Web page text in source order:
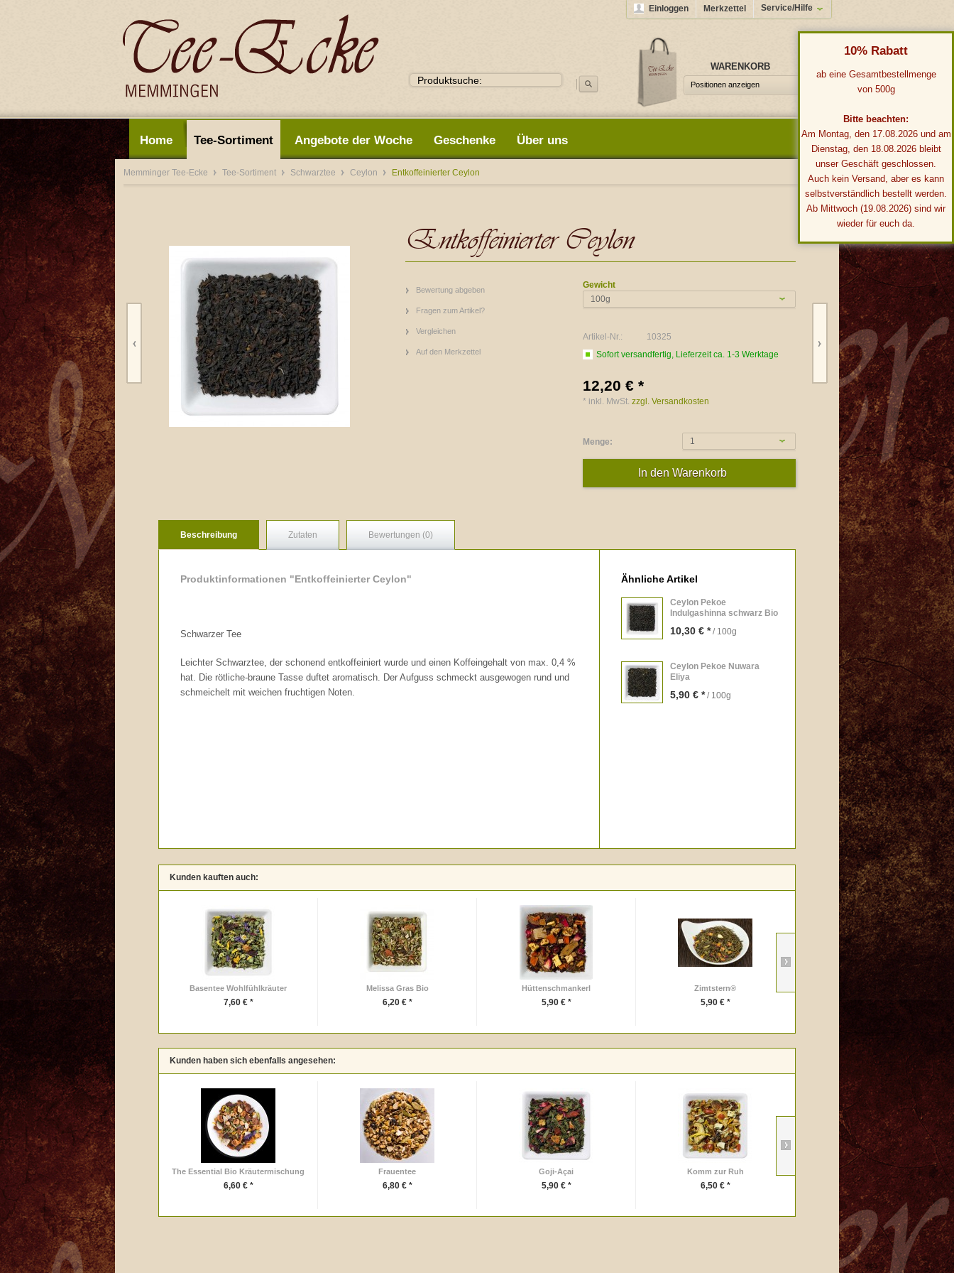
Einloggen Merkzettel Service/Hilfe
WARENKORB
Positionen anzeigen
10% Rabatt
ab eine Gesamtbestellmenge
von 500g
Bitte beachten:
Am Montag, den 17.08.2026 und am
Dienstag, den 18.08.2026 bleibt
unser Geschäft geschlossen.
Auch kein Versand, aber es kann
selbstverständlich bestellt werden.
Ab Mittwoch (19.08.2026) sind wir
wieder für euch da.
Home Tee-Sortiment Angebote der Woche Geschenke Über uns
Memminger Tee-Ecke Tee-Sortiment Schwarztee Ceylon Entkoffeinierter Ceylon
Entkoffeinierter Ceylon
Bewertung abgeben
Fragen zum Artikel?
Vergleichen
Auf den Merkzettel
Gewicht
100g
Artikel-Nr.:
10325
Sofort versandfertig, Lieferzeit ca. 1-3 Werktage
12,20 € *
* inkl. MwSt. zzgl. Versandkosten
Menge: 1
Beschreibung Zutaten Bewertungen (0)
Produktinformationen "Entkoffeinierter Ceylon"
Schwarzer Tee
Leichter Schwarztee, der schonend entkoffeiniert wurde und einen Koffeingehalt von max. 0,4 %
hat. Die rötliche-braune Tasse duftet aromatisch. Der Aufguss schmeckt ausgewogen rund und
schmeichelt mit weichen fruchtigen Noten.
Ähnliche Artikel
Ceylon Pekoe
Indulgashinna schwarz Bio
10,30 € * / 100g
Ceylon Pekoe Nuwara
Eliya
5,90 € * / 100g
Kunden kauften auch:
Basentee Wohlfühlkräuter
7,60 € *
Melissa Gras Bio
6,20 € *
Hüttenschmankerl
5,90 € *
Zimtstern®
5,90 € *
English Breakfast Tea
5,50 € *
Kunden haben sich ebenfalls angesehen:
The Essential Bio Kräutermischung
6,60 € *
Frauentee
6,80 € *
Goji-Açai
5,90 € *
Komm zur Ruh
6,50 € *
Ceylon Pekoe Nuwara Eliya
5,90 € *